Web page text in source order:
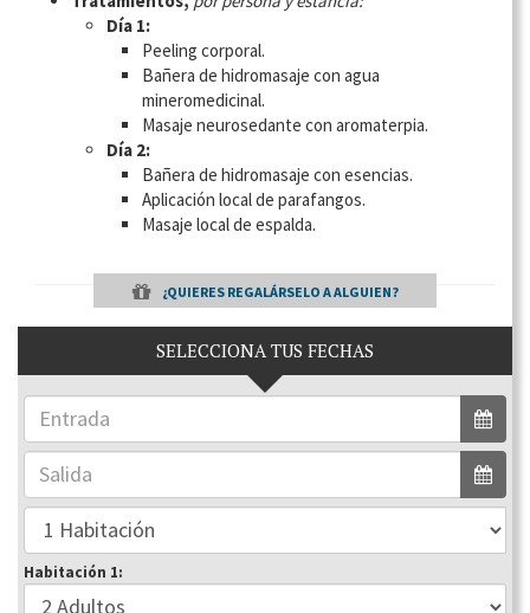
Día 1:
Peeling corporal.
Bañera de hidromasaje con agua
mineromedicinal.
Masaje neurosedante con aromaterpia.
Día 2:
Bañera de hidromasaje con esencias.
Aplicación local de parafangos.
Masaje local de espalda.
¿QUIERES REGALÁRSELO A ALGUIEN?
SELECCIONA TUS FECHAS
Habitación 1: